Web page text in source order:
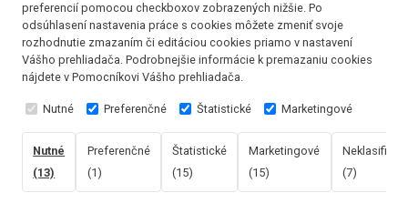
preferencií pomocou checkboxov zobrazených nižšie. Po
odsúhlasení nastavenia práce s cookies môžete zmeniť svoje
rozhodnutie zmazaním či editáciou cookies priamo v nastavení
Vášho prehliadača. Podrobnejšie informácie k premazaniu cookies
nájdete v Pomocníkovi Vášho prehliadača.
Nutné Preferenčné Štatistické Marketingové
Nutné
(13)
Preferenčné
(1)
Štatistické
(15)
Marketingové
(15)
(7)